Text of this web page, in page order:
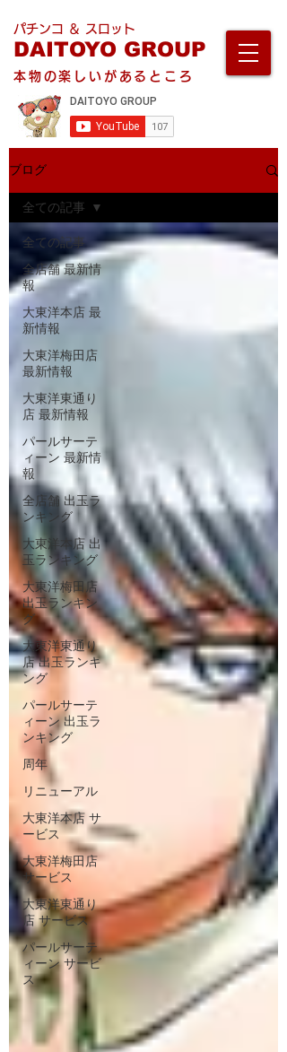
パチンコ ＆ スロット
DAITOYO GROUP
本物の楽しいがあるところ
ブログ
全ての記事
全店舗 最新情
報
大東洋本店 最
新情報
大東洋梅田店
最新情報
大東洋東通り
店 最新情報
パールサーテ
ィーン 最新情
報
全店舗 出玉ラ
ンキング
大東洋本店 出
玉ランキング
大東洋梅田店
出玉ランキン
グ
大東洋東通り
店 出玉ランキ
ング
パールサーテ
ィーン 出玉ラ
ンキング
周年
リニューアル
大東洋本店 サ
ービス
大東洋梅田店
サービス
大東洋東通り
店 サービス
パールサーテ
ィーン サービ
ス
全ての記事